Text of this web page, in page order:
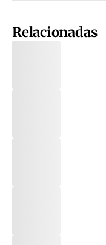
Relacionadas